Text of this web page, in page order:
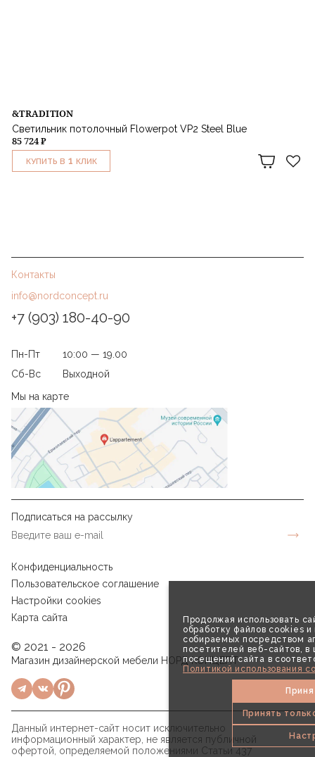
Продолжая использовать
обработку файлов cookies и
собираемых посредством
посетителей веб-сайтов, в
посещений сайта в
Политикой использования
Принять
&TRADITION
Светильник потолочный Flowerpot VP2 Steel Blue
85 724 ₽
КУПИТЬ В 1 КЛИК
Контакты
info@nordconcept.ru
+7 (903) 180-40-90
Пн-Пт
10:00 — 19.00
Сб-Вс
Выходной
Мы на карте
Подписаться на рассылку
Конфиденциальность
Пользовательское соглашение
Настройки cookies
Карта сайта
© 2021 - 2026
Магазин дизайнерской мебели НОРД КОНЦЕПТ
Данный интернет-сайт носит исключительно
информационный характер, не является публичной
офертой, определяемой положениями Статьи 437